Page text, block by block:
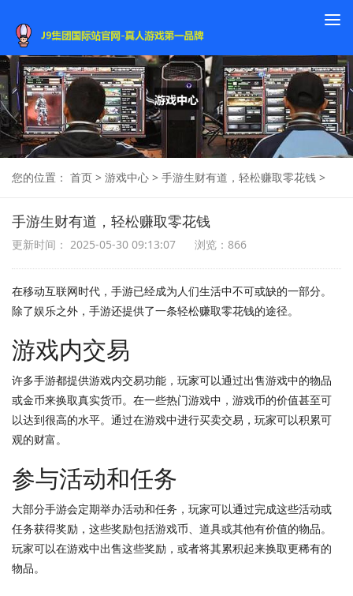
您的位置： 首页 > 游戏中心 > 手游生财有道，轻松赚取零花钱 >
手游生财有道，轻松赚取零花钱
更新时间： 2025-05-30 09:13:07 浏览：866
在移动互联网时代，手游已经成为人们生活中不可或缺的一部分。
除了娱乐之外，手游还提供了一条轻松赚取零花钱的途径。
游戏内交易
许多手游都提供游戏内交易功能，玩家可以通过出售游戏中的物品
或金币来换取真实货币。在一些热门游戏中，游戏币的价值甚至可
以达到很高的水平。通过在游戏中进行买卖交易，玩家可以积累可
观的财富。
参与活动和任务
大部分手游会定期举办活动和任务，玩家可以通过完成这些活动或
任务获得奖励，这些奖励包括游戏币、道具或其他有价值的物品。
玩家可以在游戏中出售这些奖励，或者将其累积起来换取更稀有的
物品。